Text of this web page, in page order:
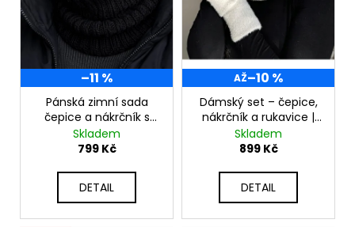
d
t
ů
–11 %
Pánská zimní sada
čepice a nákrčník s
vlnou S2845
Skladem
799 Kč
DETAIL
AŽ–10 %
Dámský set – čepice,
nákrčník a rukavice |
Teplý komplet S2911
Skladem
899 Kč
DETAIL